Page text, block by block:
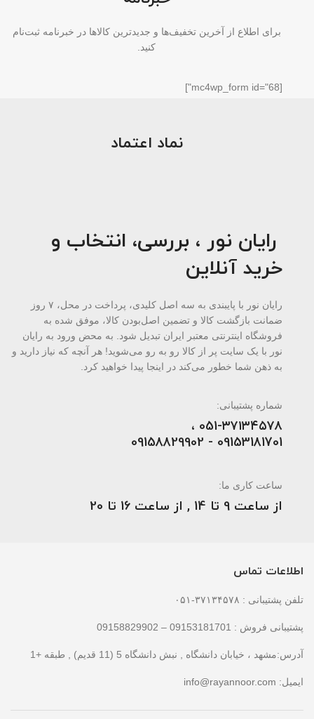
برای اطلاع از آخرین تخفیف‌ها و جدیدترین کالاها در خبرنامه ثبت‌نام
کنید.
[mc4wp_form id="68"]
نماد اعتماد
رایان نور ، بررسی، انتخاب و
خرید آنلاین
رایان نور با پایبندی به سه اصل کلیدی، پرداخت در محل، ۷ روز
ضمانت بازگشت کالا و تضمین اصل‌بودن کالا، موفق شده به
فروشگاه اینترنتی معتبر ایران تبدیل شود. به محض ورود به رایان
نور با یک سایت پر از کالا رو به رو می‌شوید! هر آنچه که نیاز دارید و
به ذهن شما خطور می‌کند در اینجا پیدا خواهید کرد.
شماره پشتیبانی:
051-۳۷۱۳۴۵۷۸ ،
09153181701 - 09158829902
ساعت کاری ما:
از ساعت 9 تا 14 , از ساعت 16 تا 20
اطلاعات تماس
تلفن پشتیبانی : ۳۷۱۳۴۵۷۸-۰۵۱
پشتیبانی فروش : 09153181701 – 09158829902
آدرس:مشهد ، خیابان دانشگاه , نبش دانشگاه 5 (11 قدیم) , طبقه +1
ایمیل: info@rayannoor.com